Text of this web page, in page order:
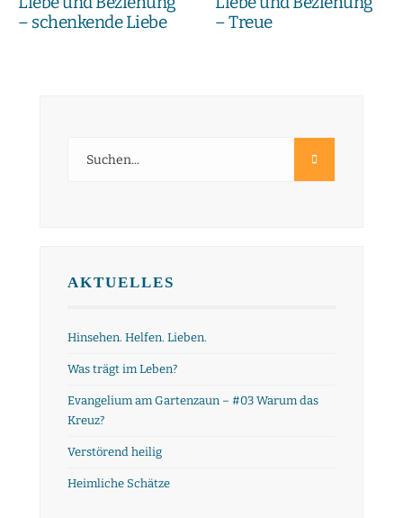
– schenkende Liebe
– Treue
AKTUELLES
Hinsehen. Helfen. Lieben.
Was trägt im Leben?
Evangelium am Gartenzaun – #03 Warum das
Kreuz?
Verstörend heilig
Heimliche Schätze